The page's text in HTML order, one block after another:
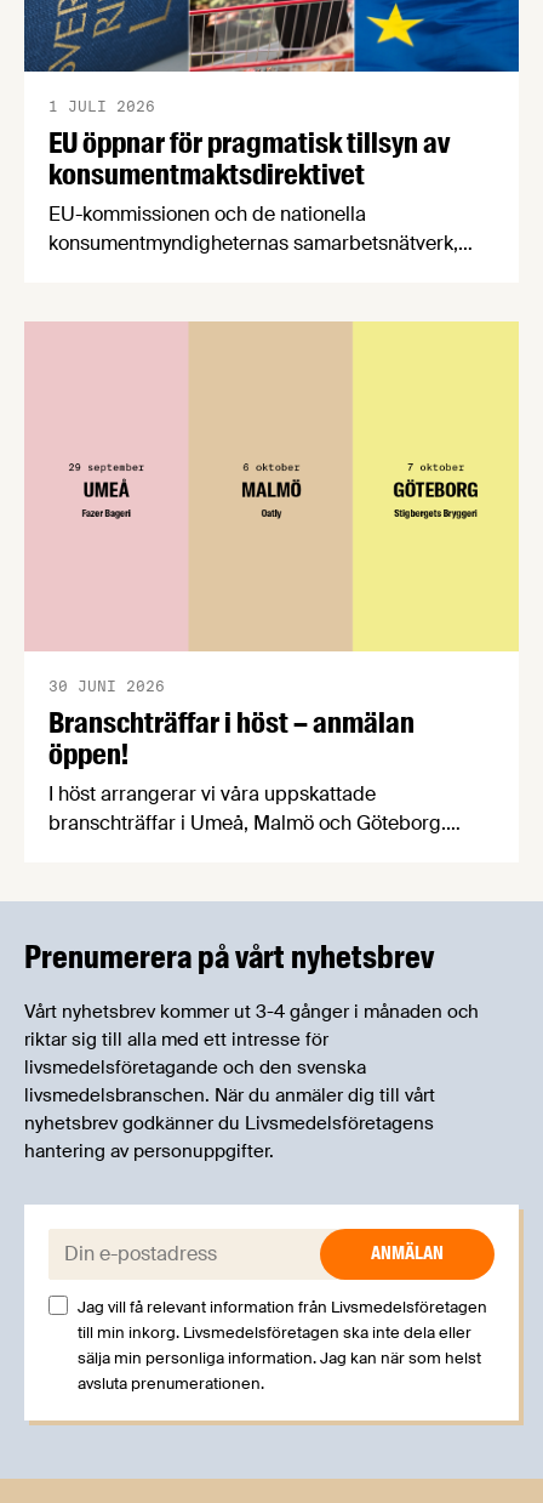
EU öppnar för pragmatisk tillsyn av
konsumentmaktsdirektivet
1 JULI 2026
EU-kommissionen och de nationella
konsumentmyndigheternas samarbetsnätverk,
konsumentmaktsdirektivet. Livsmedelsföretagen
Branschträffar i höst – anmälan
öppen!
30 JUNI 2026
I höst arrangerar vi våra uppskattade
branschträffar i Umeå, Malmö och Göteborg.
kan träffa branschkollegor och utbyta
Prenumerera på vårt nyhetsbrev
Vårt nyhetsbrev kommer ut 3-4 gånger i månaden och
riktar sig till alla med ett intresse för
livsmedelsföretagande och den svenska
livsmedelsbranschen. När du anmäler dig till vårt
nyhetsbrev godkänner du Livsmedelsföretagens
hantering av personuppgifter.
E-post:
Jag vill få relevant information från Livsmedelsföretagen
till min inkorg. Livsmedelsföretagen ska inte dela eller
sälja min personliga information. Jag kan när som helst
avsluta prenumerationen.